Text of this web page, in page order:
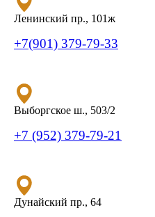
Ленинский пр., 101ж
+7(901) 379-79-33
Выборгское ш., 503/2
+7 (952) 379-79-21
Дунайский пр., 64